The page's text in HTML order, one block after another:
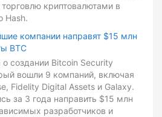
криптовалютами в
Hash.
компании направят $15 млн
BTC
создании Bitcoin Security
вошли 9 компаний, включая
Fidelity Digital Assets и Galaxy.
за 3 года направить $15 млн
разработчиков и